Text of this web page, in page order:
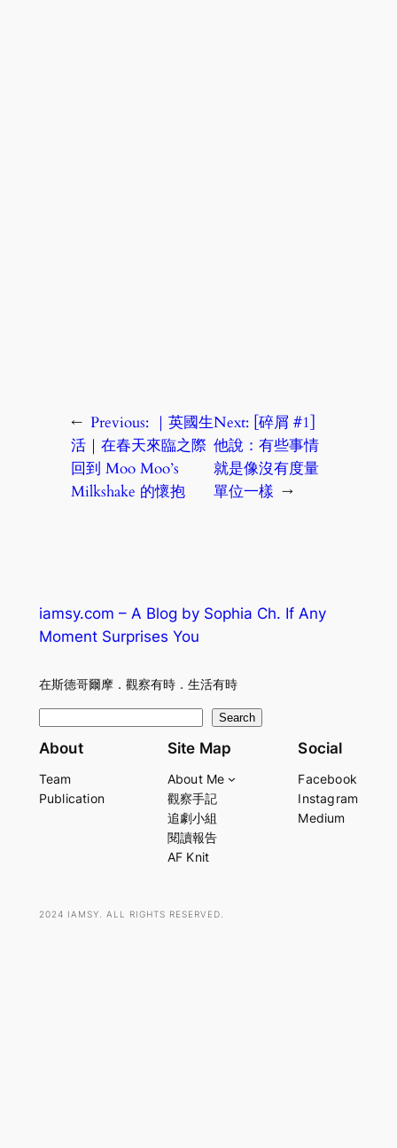
← Previous: ｜英國生
活｜在春天來臨之際
回到 Moo Moo’s
Milkshake 的懷抱
Next: [碎屑 #1]
他說：有些事情
就是像沒有度量
單位一樣 →
iamsy.com – A Blog by Sophia Ch. If Any
Moment Surprises You
在斯德哥爾摩．觀察有時．生活有時
e
r
Search
About
Team
Publication
Site Map
About Me
觀察手記
追劇小組
閱讀報告
AF Knit
Social
Facebook
Instagram
Medium
2024 IAMSY. ALL RIGHTS RESERVED.